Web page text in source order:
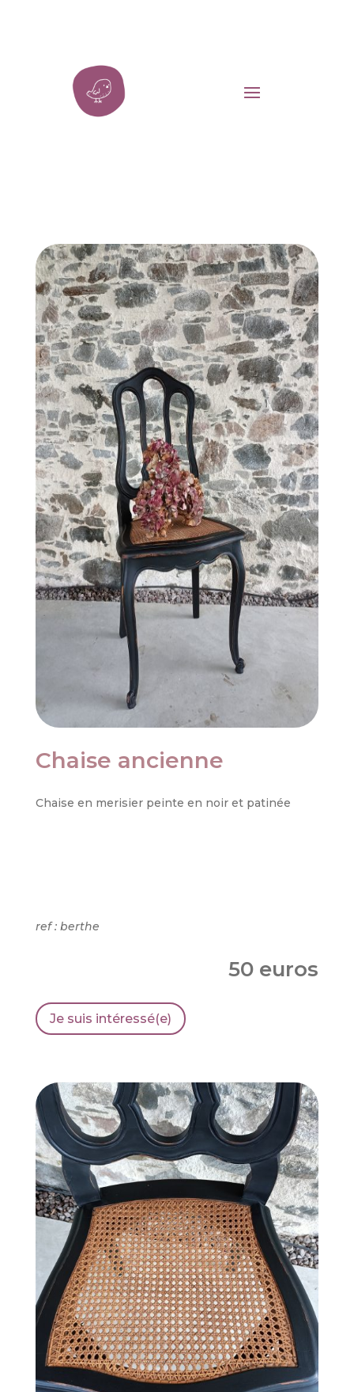
Chaise ancienne
Chaise en merisier peinte en noir et patinée
ref : berthe
50 euros
Je suis intéressé(e)